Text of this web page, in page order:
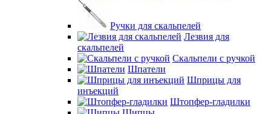
Ручки для скальпелей
Лезвия для
скальпелей
Скальпели с ручкой
Шпатели
Шприцы для
инъекций
Штопфер-гладилки